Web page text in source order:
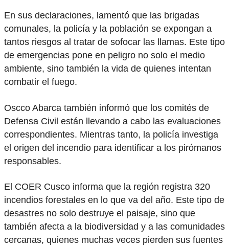
En sus declaraciones, lamentó que las brigadas
comunales, la policía y la población se expongan a
tantos riesgos al tratar de sofocar las llamas. Este tipo
de emergencias pone en peligro no solo el medio
ambiente, sino también la vida de quienes intentan
combatir el fuego.
Oscco Abarca también informó que los comités de
Defensa Civil están llevando a cabo las evaluaciones
correspondientes. Mientras tanto, la policía investiga
el origen del incendio para identificar a los pirómanos
responsables.
El COER Cusco informa que la región registra 320
incendios forestales en lo que va del año. Este tipo de
desastres no solo destruye el paisaje, sino que
también afecta a la biodiversidad y a las comunidades
cercanas, quienes muchas veces pierden sus fuentes